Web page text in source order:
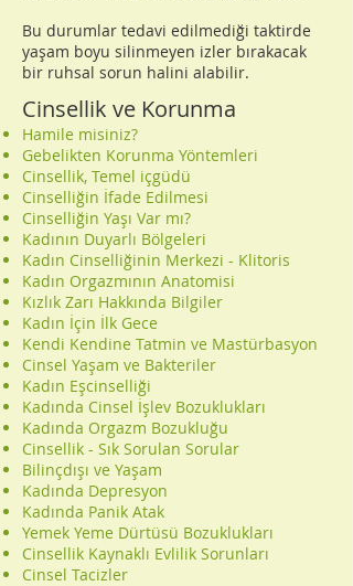
Bu durumlar tedavi edilmediği taktirde
yaşam boyu silinmeyen izler bırakacak
bir ruhsal sorun halini alabilir.
Cinsellik ve Korunma
Hamile misiniz?
Gebelikten Korunma Yöntemleri
Cinsellik, Temel içgüdü
Cinselliğin İfade Edilmesi
Cinselliğin Yaşı Var mı?
Kadının Duyarlı Bölgeleri
Kadın Cinselliğinin Merkezi - Klitoris
Kadın Orgazmının Anatomisi
Kızlık Zarı Hakkında Bilgiler
Kadın İçin İlk Gece
Kendi Kendine Tatmin ve Mastürbasyon
Cinsel Yaşam ve Bakteriler
Kadın Eşcinselliği
Kadında Cinsel İşlev Bozuklukları
Kadında Orgazm Bozukluğu
Cinsellik - Sık Sorulan Sorular
Bilinçdışı ve Yaşam
Kadında Depresyon
Kadında Panik Atak
Yemek Yeme Dürtüsü Bozuklukları
Cinsellik Kaynaklı Evlilik Sorunları
Cinsel Tacizler